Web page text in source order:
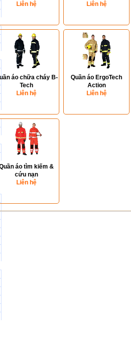
Liên hệ
Liên hệ
áo chữa cháy B-
Tech
Liên hệ
Quần áo ErgoTech
Action
Liên hệ
áo tìm kiếm &
cứu nạn
Liên hệ